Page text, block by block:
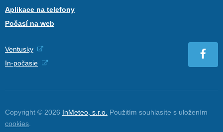
Aplikace na telefony
Počasí na web
Ventusky
In-počasie
Copyright © 2026 InMeteo, s.r.o. Použitím souhlasíte s uložením
cookies